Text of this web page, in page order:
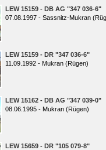
LEW 15159 - DB AG "347 036-6"
07.08.1997 - Sassnitz-Mukran
LEW 15159 - DR "347 036-6"
11.09.1992 - Mukran (Rügen)
LEW 15162 - DB AG "347 039-0"
08.06.1995 - Mukran (Rügen)
LEW 15659 - DR "105 079-8"